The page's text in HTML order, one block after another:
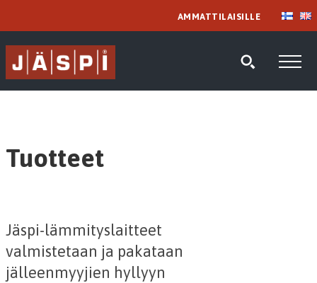
AMMATTILAISILLE
Tuotteet
Jäspi-lämmityslaitteet
valmistetaan ja pakataan
jälleenmyyjien hyllyyn